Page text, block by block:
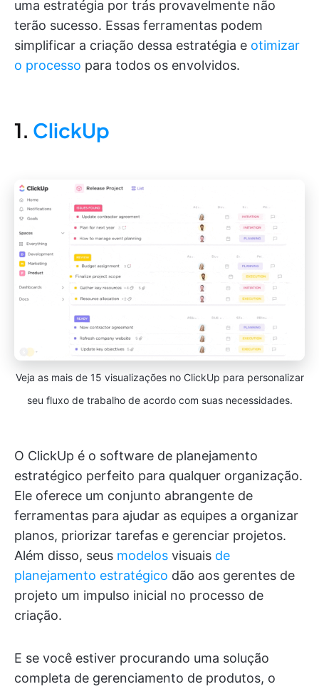
uma estratégia por trás provavelmente não
terão sucesso. Essas ferramentas podem
simplificar a criação dessa estratégia e otimizar
o processo para todos os envolvidos.
1. ClickUp
Veja as mais de 15 visualizações no ClickUp para personalizar
seu fluxo de trabalho de acordo com suas necessidades.
O ClickUp é o software de planejamento
estratégico perfeito para qualquer organização.
Ele oferece um conjunto abrangente de
ferramentas para ajudar as equipes a organizar
planos, priorizar tarefas e gerenciar projetos.
Além disso, seus modelos visuais de
planejamento estratégico dão aos gerentes de
projeto um impulso inicial no processo de
criação.
E se você estiver procurando uma solução
completa de gerenciamento de produtos, o